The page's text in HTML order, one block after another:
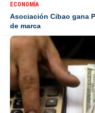
ECONOMÍA
Asociación Cibao gana
de marca